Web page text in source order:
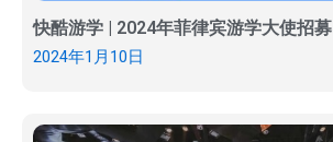
快酷游学 | 2024年菲律宾游学大使招募
2024年1月10日